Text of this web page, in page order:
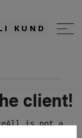
KUND
client!
is not a